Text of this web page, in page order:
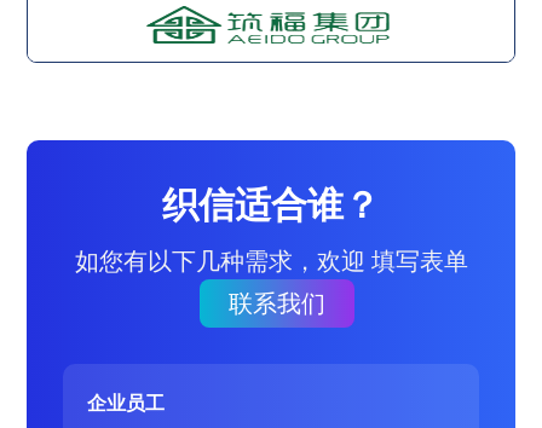
织信适合谁？
如您有以下几种需求，欢迎 填写表单
联系我们
企业员工